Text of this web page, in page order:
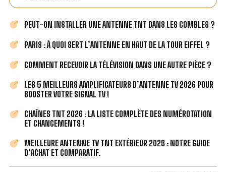
PEUT-ON INSTALLER UNE ANTENNE TNT DANS LES COMBLES ?
PARIS : À QUOI SERT L’ANTENNE EN HAUT DE LA TOUR EIFFEL ?
COMMENT RECEVOIR LA TÉLÉVISION DANS UNE AUTRE PIÈCE ?
LES 5 MEILLEURS AMPLIFICATEURS D’ANTENNE TV 2026 POUR
BOOSTER VOTRE SIGNAL TV !
CHAÎNES TNT 2026 : LA LISTE COMPLÈTE DES NUMÉROTATION
ET CHANGEMENTS !
MEILLEURE ANTENNE TV TNT EXTÉRIEUR 2026 : NOTRE GUIDE
D’ACHAT ET COMPARATIF.